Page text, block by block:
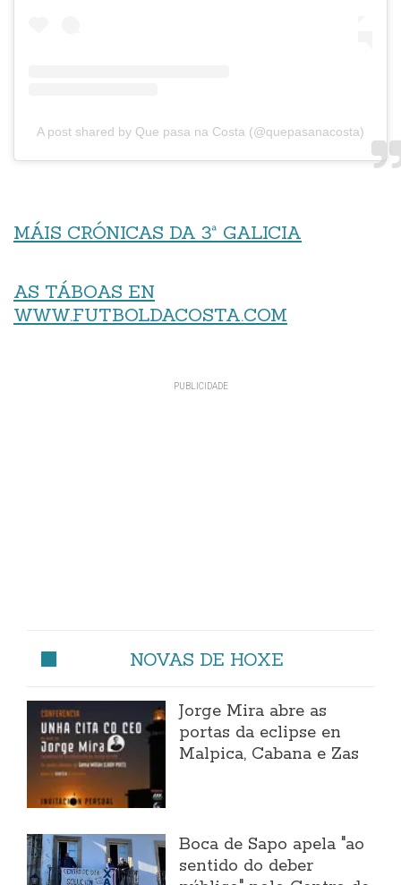
A post shared by Que pasa na Costa (@quepasanacosta)
MÁIS CRÓNICAS DA 3ª GALICIA
AS TÁBOAS EN
WWW.FUTBOLDACOSTA.COM
NOVAS DE HOXE
Jorge Mira abre as
portas da eclipse en
Malpica, Cabana e Zas
Boca de Sapo apela "ao
sentido do deber